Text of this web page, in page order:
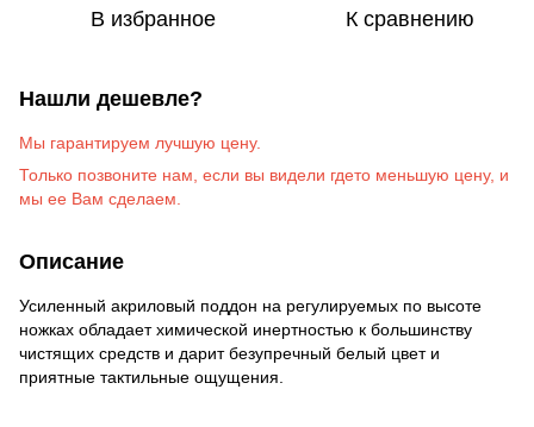
В избранное К сравнению
Нашли дешевле?
Мы гарантируем лучшую цену.
Только позвоните нам , если вы видели гдето меньшую цену, и
мы ее Вам сделаем
Описание
Усиленный акриловый поддон на регулируемых по высоте
ножках обладает химической инертностью к большинству
чистящих средств и дарит безупречный белый цвет и
приятные тактильные ощущения.